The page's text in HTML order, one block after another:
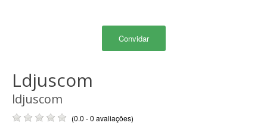
Convidar
Ldjuscom
ldjuscom
(0.0 - 0 avaliações)